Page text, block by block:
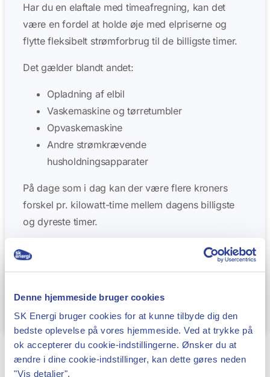
Denne hjemmeside bruger cookies
SK Energi bruger cookies for at kunne tilbyde dig den
bedste oplevelse på vores hjemmeside. Ved at trykke på
ok accepterer du cookie-indstillingerne. Ønsker du at
ændre i dine cookie-indstillinger, kan dette gøres neden
"Vis detaljer".
Har du en elaftale med timeafregning, kan det
være en fordel at holde øje med elpriserne og
flytte fleksibelt strømforbrug til de billigste timer.
Det gælder blandt andet:
Opladning af elbil
Vaskemaskine og tørretumbler
Opvaskemaskine
Andre strømkrævende
husholdningsapparater
På dage som i dag kan der være flere kroners
forskel pr. kilowatt-time mellem dagens billigste
og dyreste timer.
Hos SK Energi følger vi udviklingen på
energimarkederne tæt og hjælper gerne med
Har du spørgsmål, er du altid velkommen til at
kontakte os.